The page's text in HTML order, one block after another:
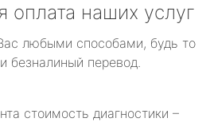
оплата наших услуг
любыми способами, будь то
безналиный перевод.
стоимость диагностики –